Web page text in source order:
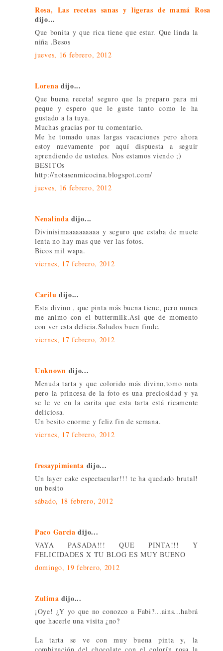
Rosa, Las recetas sanas y ligeras de mamá Rosa
dijo...
Que bonita y que rica tiene que estar. Que linda la
niña .Besos
jueves, 16 febrero, 2012
Lorena dijo...
Que buena receta! seguro que la preparo para mi
peque y espero que le guste tanto como le ha
gustado a la tuya.
Muchas gracias por tu comentario.
Me he tomado unas largas vacaciones pero ahora
estoy nuevamente por aquí dispuesta a seguir
aprendiendo de ustedes. Nos estamos viendo ;)
BESITOs
http://notasenmicocina.blogspot.com/
jueves, 16 febrero, 2012
Nenalinda dijo...
Divinisimaaaaaaaaaa y seguro que estaba de muete
lenta no hay mas que ver las fotos.
Bicos mil wapa.
viernes, 17 febrero, 2012
Carilu dijo...
Esta divino , que pinta más buena tiene, pero nunca
me animo con el buttermilk.Asi que de momento
con ver esta delicia.Saludos buen finde.
viernes, 17 febrero, 2012
Unknown dijo...
Menuda tarta y que colorido más divino,tomo nota
pero la princesa de la foto es una preciosidad y ya
se le ve en la carita que esta tarta está ricamente
deliciosa.
Un besito enorme y feliz fin de semana.
viernes, 17 febrero, 2012
fresaypimienta dijo...
Un layer cake espectacular!!! te ha quedado brutal!
un besito
sábado, 18 febrero, 2012
Paco Garcia dijo...
VAYA PASADA!!! QUE PINTA!!! Y
FELICIDADES X TU BLOG ES MUY BUENO
domingo, 19 febrero, 2012
Zulima dijo...
¡Oye! ¿Y yo que no conozco a Fabi?...ains...habrá
que hacerle una visita ¿no?
La tarta se ve con muy buena pinta y, la